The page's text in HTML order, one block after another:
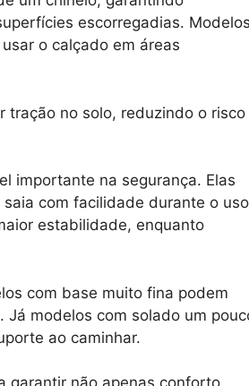
escorregadias.
o calçado em áreas
tração no solo, reduzindo o risco
importante na segurança. Elas
com facilidade durante o
estabilidade, enquanto
com base muito fina podem
modelos com solado um
ao caminhar.